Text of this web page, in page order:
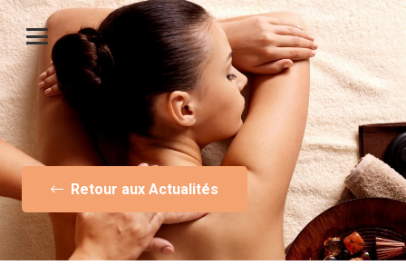
Retour aux Actualités